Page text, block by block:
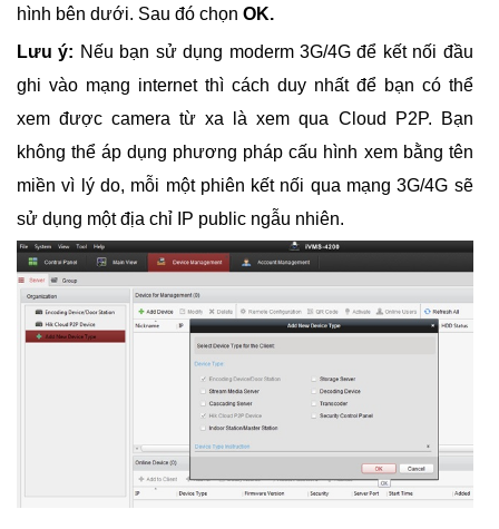
hình bên dưới. Sau đó chọn OK.
Lưu ý: Nếu bạn sử dụng moderm 3G/4G để kết nối đầu
ghi vào mạng internet thì cách duy nhất để bạn có thể
xem được camera từ xa là xem qua Cloud P2P. Bạn
không thể áp dụng phương pháp cấu hình xem bằng tên
miền vì lý do, mỗi một phiên kết nối qua mạng 3G/4G sẽ
sử dụng một địa chỉ IP public ngẫu nhiên.